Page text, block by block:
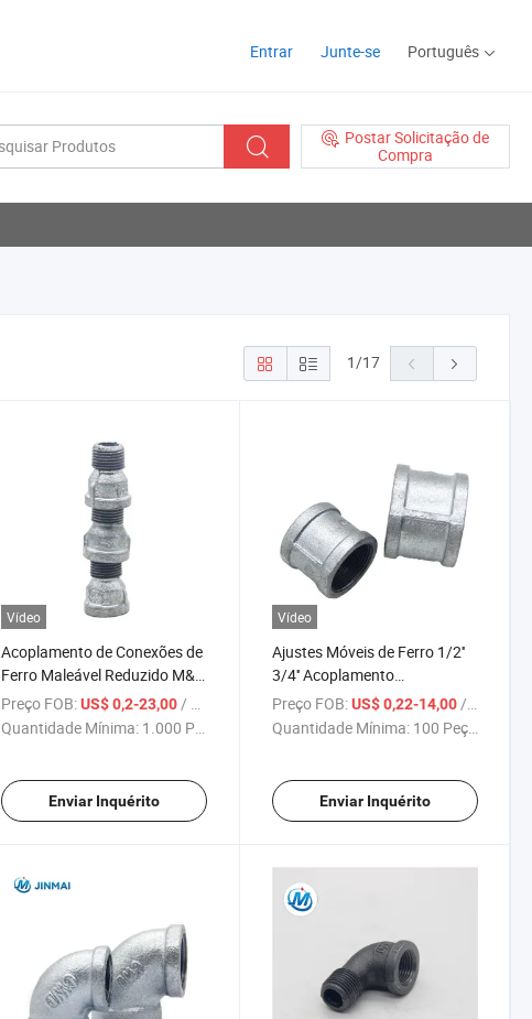
Entrar Junte-se Português
Postar Solicitação de
Compra
1/17
Vídeo
Acoplamento de Conexões de
Ferro Maleável Reduzido M&F
Galvanizado para Materiais
de Decoração e Encanador
Preço FOB: US$ 0,2-23,00/ Peça
Quantidade Mínima: 1.000 Peças
Enviar Inquérito
Vídeo
Ajustes Móveis de Ferro 1/2''
3/4'' Acoplamento
Galvanizado Igual Rosca
Fêmea para Materiais de
Preço FOB: US$ 0,22-14,00/ Peça
Quantidade Mínima: 100 Peças
Enviar Inquérito